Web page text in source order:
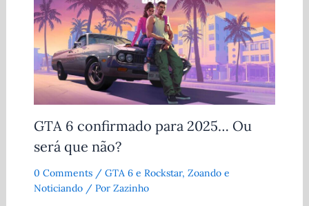
GTA 6 confirmado para 2025… Ou
será que não?
0 Comments / GTA 6 e Rockstar, Zoando e
Noticiando/ Por Zazinho